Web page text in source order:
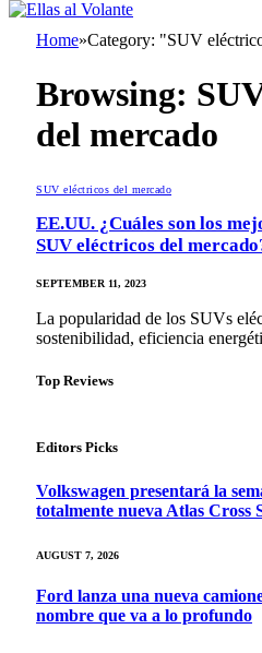
Home»Category: "SUV
Browsing:
del mercado
SUV eléctricos del mercado
EE.UU. ¿Cuáles son los
SUV eléctricos del
SEPTEMBER 11, 2023
La popularidad de los SUVs
sostenibilidad, eficiencia
Top Reviews
Editors Picks
Volkswagen presentará la
totalmente nueva Atlas Cross
AUGUST 7, 2026
Ford lanza una nueva
nombre que va a lo profundo